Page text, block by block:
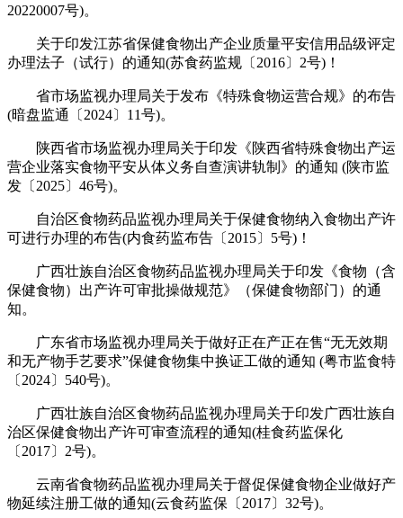
20220007号)。
关于印发江苏省保健食物出产企业质量平安信用品级评定
办理法子（试行）的通知(苏食药监规〔2016〕2号)！
省市场监视办理局关于发布《特殊食物运营合规》的布告
(暗盘监通〔2024〕11号)。
陕西省市场监视办理局关于印发《陕西省特殊食物出产运
营企业落实食物平安从体义务自查演讲轨制》的通知 (陕市监
发〔2025〕46号)。
自治区食物药品监视办理局关于保健食物纳入食物出产许
可进行办理的布告(内食药监布告〔2015〕5号)！
广西壮族自治区食物药品监视办理局关于印发《食物（含
保健食物）出产许可审批操做规范》（保健食物部门）的通
知。
广东省市场监视办理局关于做好正在产正在售“无无效期
和无产物手艺要求”保健食物集中换证工做的通知 (粤市监食特
〔2024〕540号)。
广西壮族自治区食物药品监视办理局关于印发广西壮族自
治区保健食物出产许可审查流程的通知(桂食药监保化
〔2017〕2号)。
云南省食物药品监视办理局关于督促保健食物企业做好产
物延续注册工做的通知(云食药监保〔2017〕32号)。